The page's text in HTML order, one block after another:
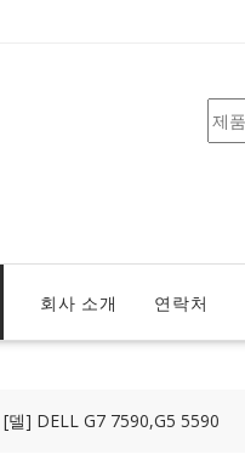
검
색
회사 소개 연락처
델] DELL G7 7590,G5 5590